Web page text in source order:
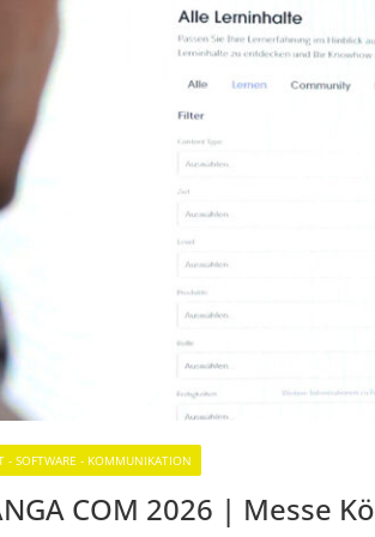
- SOFTWARE - KOMMUNIKATION
COM 2026 | Messe